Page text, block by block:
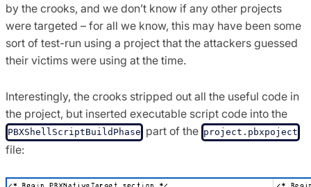
by the crooks, and we don’t know if any other projects
were targeted – for all we know, this may have been some
sort of test-run using a project that the attackers guessed
their victims were using at the time.
Interestingly, the crooks stripped out all the useful code in
the project, but inserted executable script code into the
PBXShellScriptBuildPhase part of the project.pbxpoject
file: